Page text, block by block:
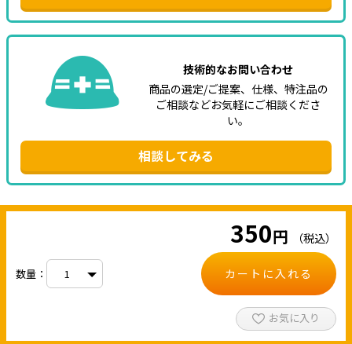
技術的なお問い合わせ
商品の選定/ご提案、仕様、特注品の
ご相談などお気軽にご相談くださ
い。
相談してみる
350円 （税込）
数量： カートに入れる
お気に入り